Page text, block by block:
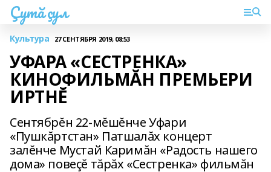
Çутă çул
Культура 27 СЕНТЯБРЯ 2019, 08:53
УФАРА «СЕСТРЕНКА»
КИНОФИЛЬМĂН ПРЕМЬЕРИ
ИРТНĔ
Сентябрĕн 22-мĕшĕнче Уфари
«Пушкăртстан» Патшалăх концерт
залĕнче Мустай Каримăн «Радость нашего
дома» повеçĕ тăрăх «Сестренка» фильмăн